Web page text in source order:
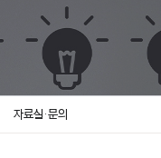
자료실·문의